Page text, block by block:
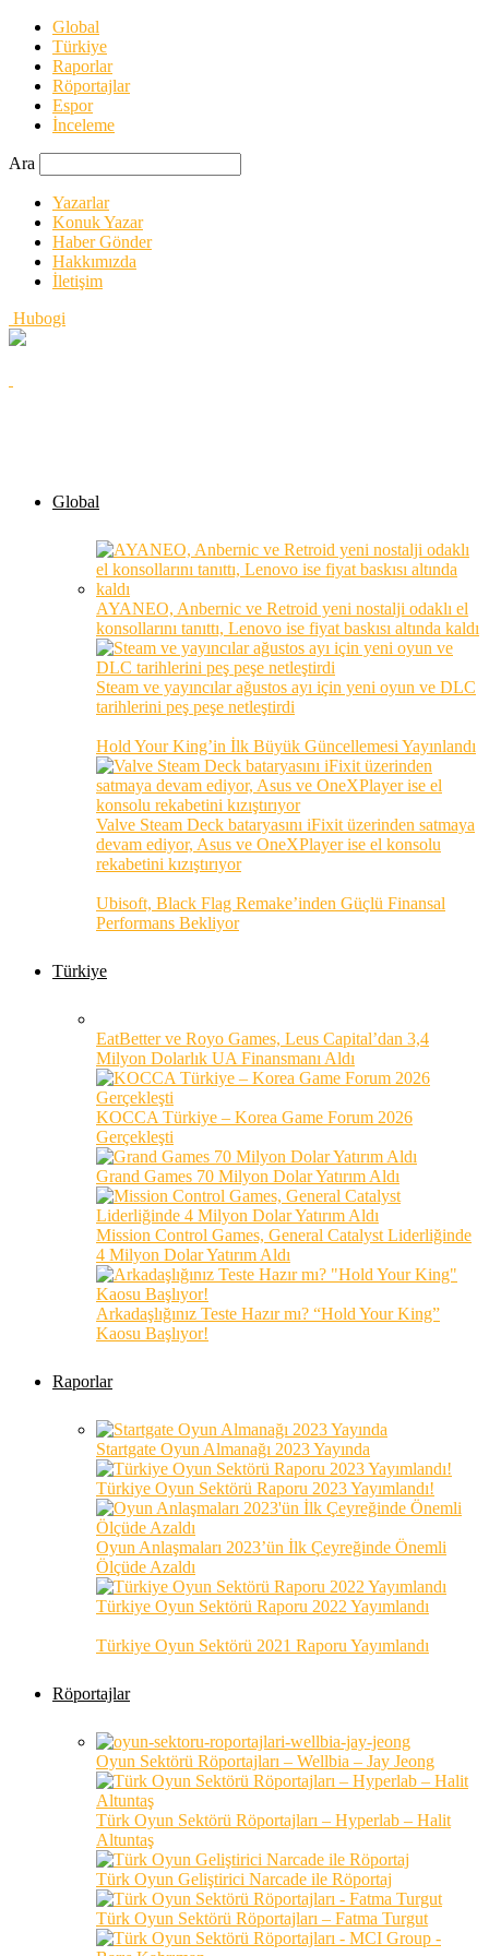
Global
Türkiye
Raporlar
Röportajlar
Espor
İnceleme
Ara
Yazarlar
Konuk Yazar
Haber Gönder
Hakkımızda
İletişim
Hubogi
Global
AYANEO, Anbernic ve Retroid yeni nostalji odaklı el
konsollarını tanıttı, Lenovo ise fiyat baskısı altında kaldı
Steam ve yayıncılar ağustos ayı için yeni oyun ve DLC
tarihlerini peş peşe netleştirdi
Hold Your King’in İlk Büyük Güncellemesi Yayınlandı
Valve Steam Deck bataryasını iFixit üzerinden satmaya
devam ediyor, Asus ve OneXPlayer ise el konsolu
rekabetini kızıştırıyor
Ubisoft, Black Flag Remake’inden Güçlü Finansal
Performans Bekliyor
Türkiye
EatBetter ve Royo Games, Leus Capital’dan 3,4
Milyon Dolarlık UA Finansmanı Aldı
KOCCA Türkiye – Korea Game Forum 2026
Gerçekleşti
Grand Games 70 Milyon Dolar Yatırım Aldı
Mission Control Games, General Catalyst Liderliğinde
4 Milyon Dolar Yatırım Aldı
Arkadaşlığınız Teste Hazır mı? “Hold Your King”
Kaosu Başlıyor!
Raporlar
Startgate Oyun Almanağı 2023 Yayında
Türkiye Oyun Sektörü Raporu 2023 Yayımlandı!
Oyun Anlaşmaları 2023’ün İlk Çeyreğinde Önemli
Ölçüde Azaldı
Türkiye Oyun Sektörü Raporu 2022 Yayımlandı
Türkiye Oyun Sektörü 2021 Raporu Yayımlandı
Röportajlar
Oyun Sektörü Röportajları – Wellbia – Jay Jeong
Türk Oyun Sektörü Röportajları – Hyperlab – Halit
Altuntaş
Türk Oyun Geliştirici Narcade ile Röportaj
Türk Oyun Sektörü Röportajları – Fatma Turgut